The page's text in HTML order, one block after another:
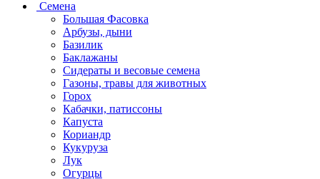
Семена
Большая Фасовка
Арбузы, дыни
Базилик
Баклажаны
Сидераты и весовые семена
Газоны, травы для животных
Горох
Кабачки, патиссоны
Капуста
Кориандр
Кукуруза
Лук
Огурцы